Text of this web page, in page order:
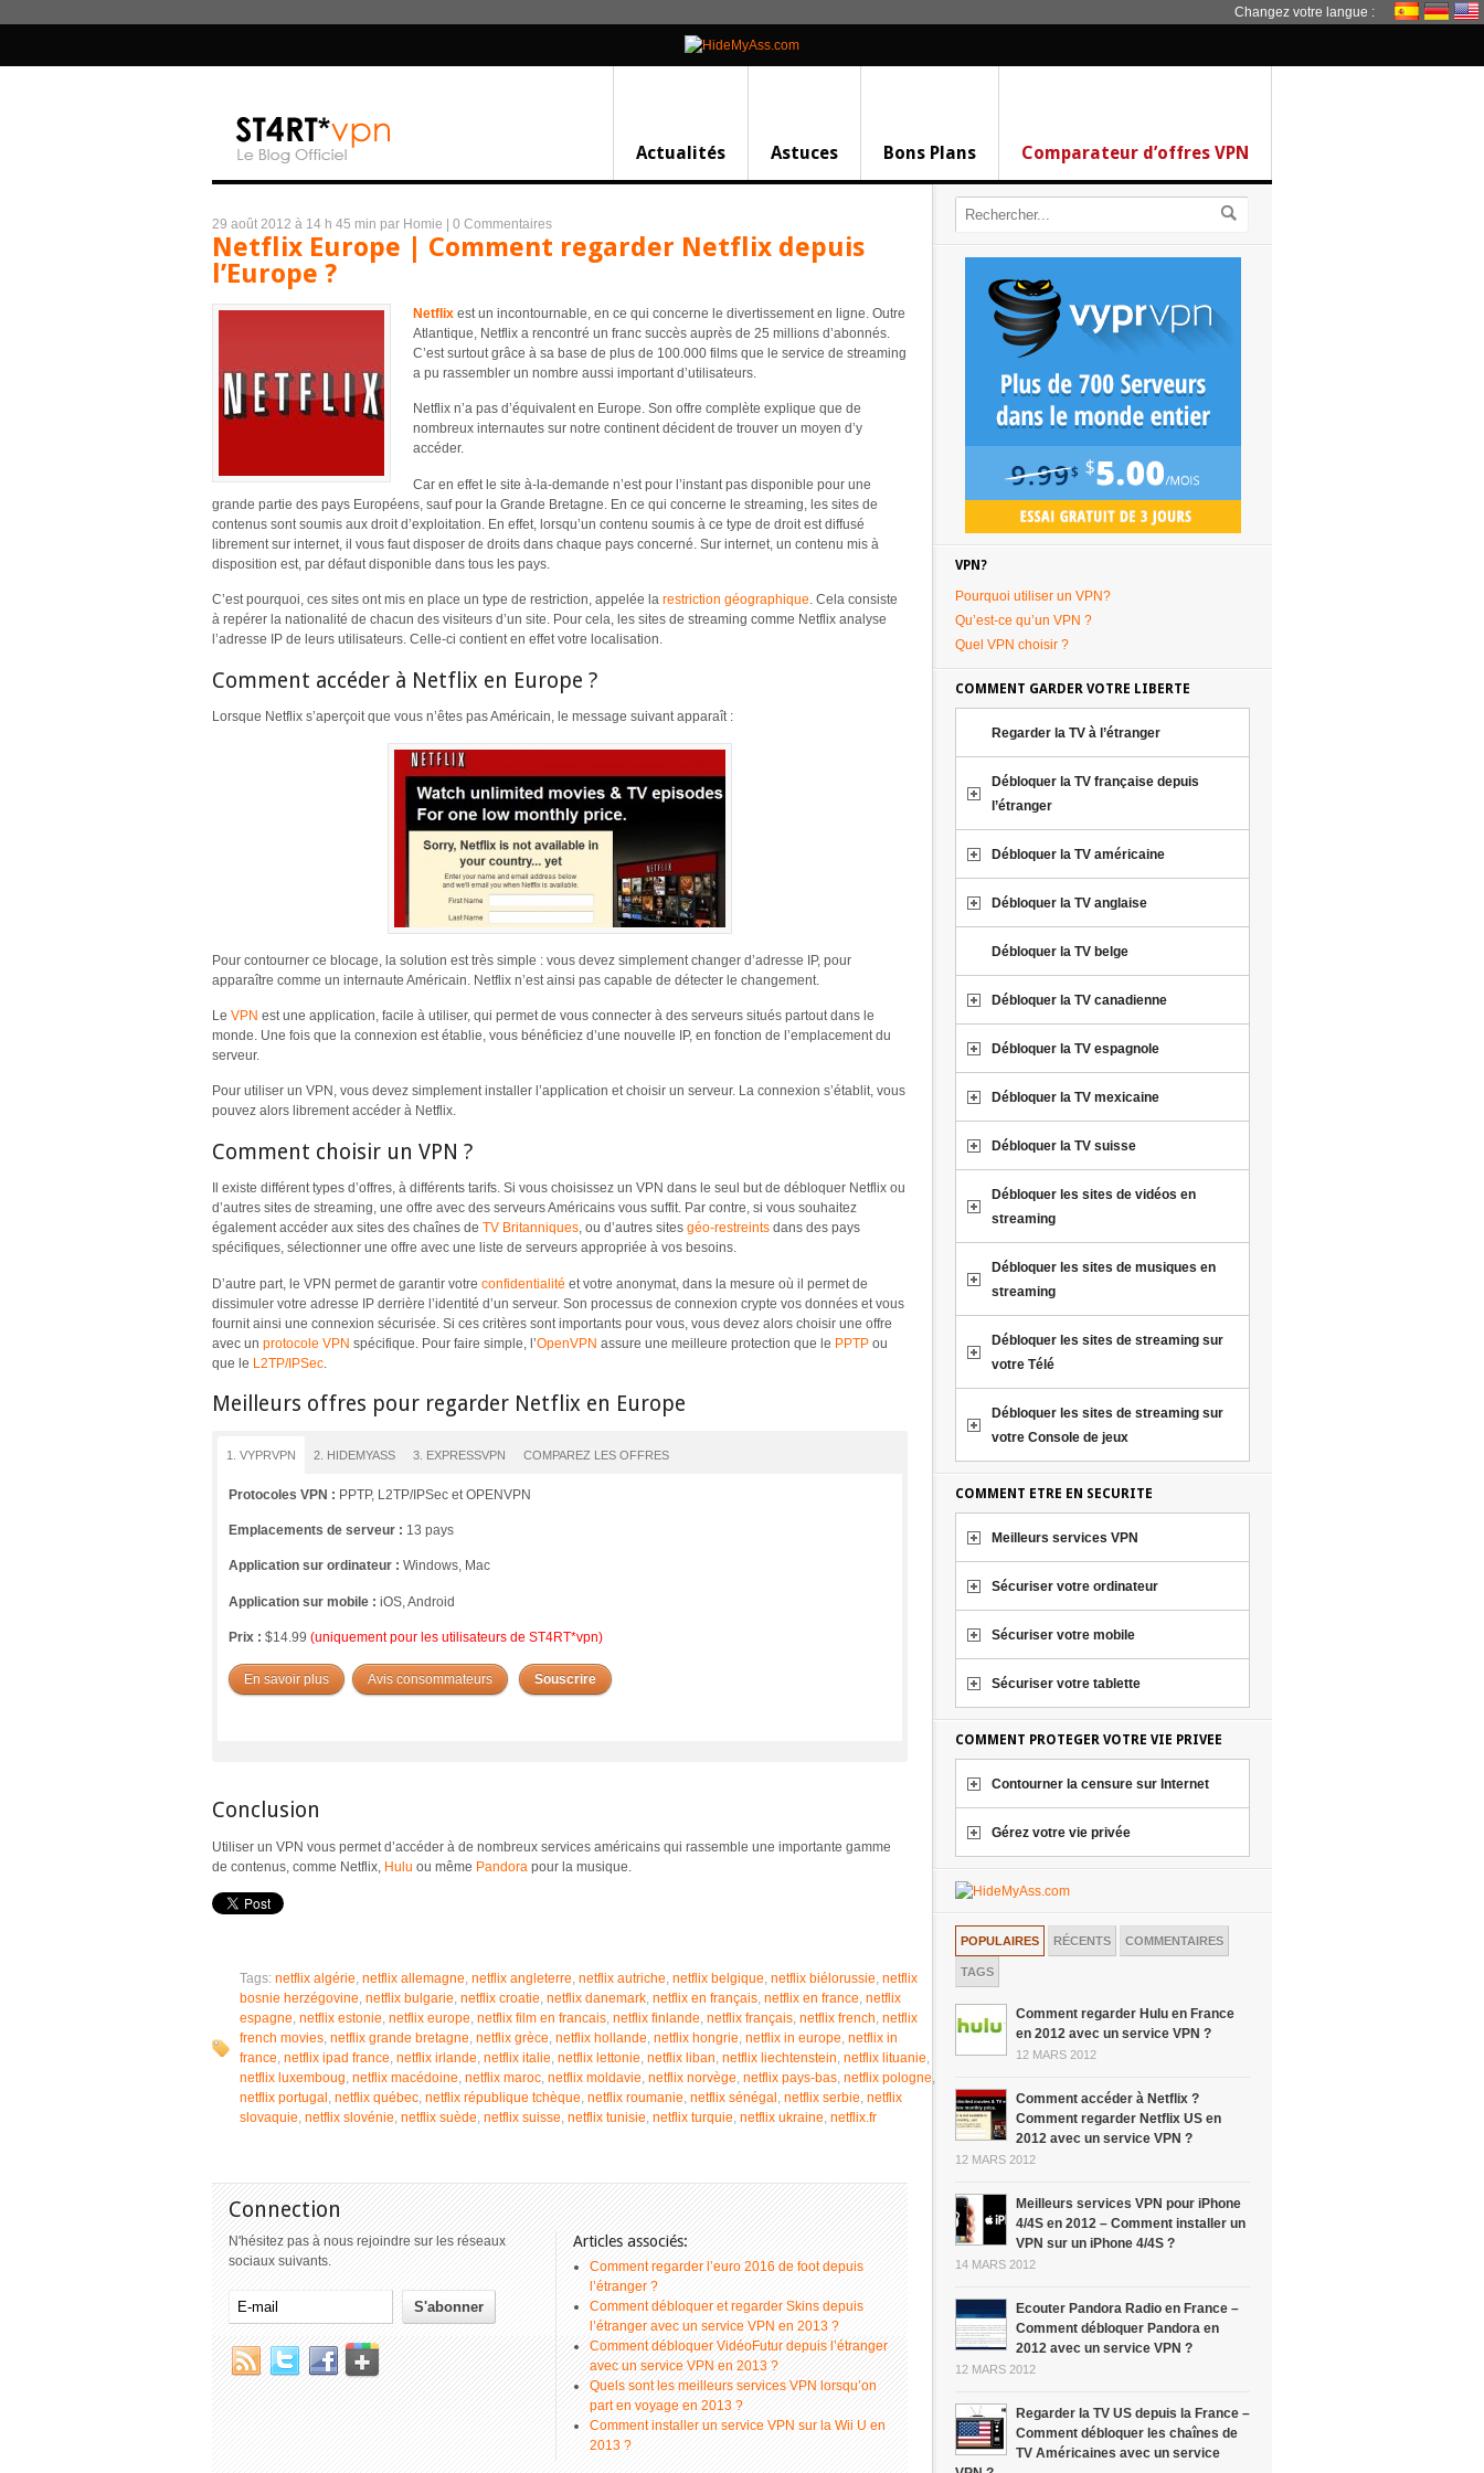
Changez votre langue :
Actualités Astuces Bons Plans Comparateur d’offres VPN
29 août 2012 à 14 h 45 min par Homie 0 Commentaires
Netflix Europe | Comment regarder Netflix depuis
l’Europe ?
Netflix est un incontournable, en ce qui concerne le divertissement en ligne. Outre
Atlantique, Netflix a rencontré un franc succès auprès de 25 millions d’abonnés.
C’est surtout grâce à sa base de plus de 100.000 films que le service de streaming
a pu rassembler un nombre aussi important d’utilisateurs.
Netflix n’a pas d’équivalent en Europe. Son offre complète explique que de
nombreux internautes sur notre continent décident de trouver un moyen d’y
accéder.
Car en effet le site à-la-demande n’est pour l’instant pas disponible pour une
grande partie des pays Européens, sauf pour la Grande Bretagne. En ce qui concerne le streaming, les sites de
contenus sont soumis aux droit d’exploitation. En effet, lorsqu’un contenu soumis à ce type de droit est diffusé
librement sur internet, il vous faut disposer de droits dans chaque pays concerné. Sur internet, un contenu mis à
disposition est, par défaut disponible dans tous les pays.
C’est pourquoi, ces sites ont mis en place un type de restriction, appelée la restriction géographique. Cela consiste
à repérer la nationalité de chacun des visiteurs d’un site. Pour cela, les sites de streaming comme Netflix analyse
l’adresse IP de leurs utilisateurs. Celle-ci contient en effet votre localisation.
Comment accéder à Netflix en Europe ?
Lorsque Netflix s’aperçoit que vous n’êtes pas Américain, le message suivant apparaît :
Pour contourner ce blocage, la solution est très simple : vous devez simplement changer d’adresse IP, pour
apparaître comme un internaute Américain. Netflix n’est ainsi pas capable de détecter le changement.
Le VPN est une application, facile à utiliser, qui permet de vous connecter à des serveurs situés partout dans le
monde. Une fois que la connexion est établie, vous bénéficiez d’une nouvelle IP, en fonction de l’emplacement du
serveur.
Pour utiliser un VPN, vous devez simplement installer l’application et choisir un serveur. La connexion s’établit, vous
pouvez alors librement accéder à Netflix.
Comment choisir un VPN ?
Il existe différent types d’offres, à différents tarifs. Si vous choisissez un VPN dans le seul but de débloquer Netflix ou
d’autres sites de streaming, une offre avec des serveurs Américains vous suffit. Par contre, si vous souhaitez
également accéder aux sites des chaînes de TV Britanniques, ou d’autres sites géo-restreints dans des pays
spécifiques, sélectionner une offre avec une liste de serveurs appropriée à vos besoins.
D’autre part, le VPN permet de garantir votre confidentialité et votre anonymat, dans la mesure où il permet de
dissimuler votre adresse IP derrière l’identité d’un serveur. Son processus de connexion crypte vos données et vous
fournit ainsi une connexion sécurisée. Si ces critères sont importants pour vous, vous devez alors choisir une offre
avec un protocole VPN spécifique. Pour faire simple, l’OpenVPN assure une meilleure protection que le PPTP ou
que le L2TP/IPSec
Meilleurs offres pour regarder Netflix en Europe
1. VYPRVPN 2. HIDEMYASS 3. EXPRESSVPN COMPAREZ LES OFFRES
Protocoles VPN : PPTP, L2TP/IPSec et OPENVPN
Emplacements de serveur : 13 pays
Application sur ordinateur : Windows, Mac
Application sur mobile : iOS, Android
Prix : $14.99 (uniquement pour les utilisateurs de ST4RT*vpn)
En savoir plus Avis consommateurs Souscrire
Conclusion
Utiliser un VPN vous permet d’accéder à de nombreux services américains qui rassemble une importante gamme
de contenus, comme Netflix, Hulu ou même Pandora pour la musique.
Tags: netflix algérie, netflix allemagne, netflix angleterre, netflix autriche, netflix belgique, netflix biélorussie, netflix
bosnie herzégovine, netflix bulgarie, netflix croatie, netflix danemark, netflix en français, netflix en france, netflix
espagne, netflix estonie, netflix europe, netflix film en francais, netflix finlande, netflix français, netflix french, netflix
french movies, netflix grande bretagne, netflix grèce, netflix hollande, netflix hongrie, netflix in europe, netflix in
france, netflix ipad france, netflix irlande, netflix italie, netflix lettonie, netflix liban, netflix liechtenstein, netflix lituanie,
netflix luxemboug, netflix macédoine, netflix maroc, netflix moldavie, netflix norvège, netflix pays-bas, netflix pologne,
netflix portugal , netflix québec, netflix république tchèque, netflix roumanie, netflix sénégal , netflix serbie, netflix
slovaquie, netflix slovénie, netflix suède, netflix suisse, netflix tunisie, netflix turquie, netflix ukraine, netflix.fr
Connection
N'hésitez pas à nous rejoindre sur les réseaux
sociaux suivants.
Articles associés:
Comment regarder l’euro 2016 de foot depuis
l’étranger ?
Comment débloquer et regarder Skins depuis
l’étranger avec un service VPN en 2013 ?
Comment débloquer VidéoFutur depuis l’étranger
avec un service VPN en 2013 ?
Quels sont les meilleurs services VPN lorsqu’on
part en voyage en 2013 ?
Comment installer un service VPN sur la Wii U en
2013 ?
VPN?
Pourquoi utiliser un VPN?
Qu’est-ce qu’un VPN ?
Quel VPN choisir ?
COMMENT GARDER VOTRE LIBERTE
Regarder la TV à l’étranger
Débloquer la TV française depuis
l’étranger
Débloquer la TV américaine
Débloquer la TV anglaise
Débloquer la TV belge
Débloquer la TV canadienne
Débloquer la TV espagnole
Débloquer la TV mexicaine
Débloquer la TV suisse
Débloquer les sites de vidéos en
streaming
Débloquer les sites de musiques en
streaming
Débloquer les sites de streaming sur
votre Télé
Débloquer les sites de streaming sur
votre Console de jeux
COMMENT ETRE EN SECURITE
Meilleurs services VPN
Sécuriser votre ordinateur
Sécuriser votre mobile
Sécuriser votre tablette
COMMENT PROTEGER VOTRE VIE PRIVEE
Contourner la censure sur Internet
Gérez votre vie privée
POPULAIRES RÉCENTS COMMENTAIRES
TAGS
Comment regarder Hulu en France
en 2012 avec un service VPN ?
12 MARS 2012
Comment accéder à Netflix ?
Comment regarder Netflix US en
2012 avec un service VPN ?
12 MARS 2012
Meilleurs services VPN pour iPhone
4/4S en 2012 – Comment installer un
VPN sur un iPhone 4/4S ?
14 MARS 2012
Ecouter Pandora Radio en France –
Comment débloquer Pandora en
2012 avec un service VPN ?
12 MARS 2012
Regarder la TV US depuis la France –
Comment débloquer les chaînes de
TV Américaines avec un service